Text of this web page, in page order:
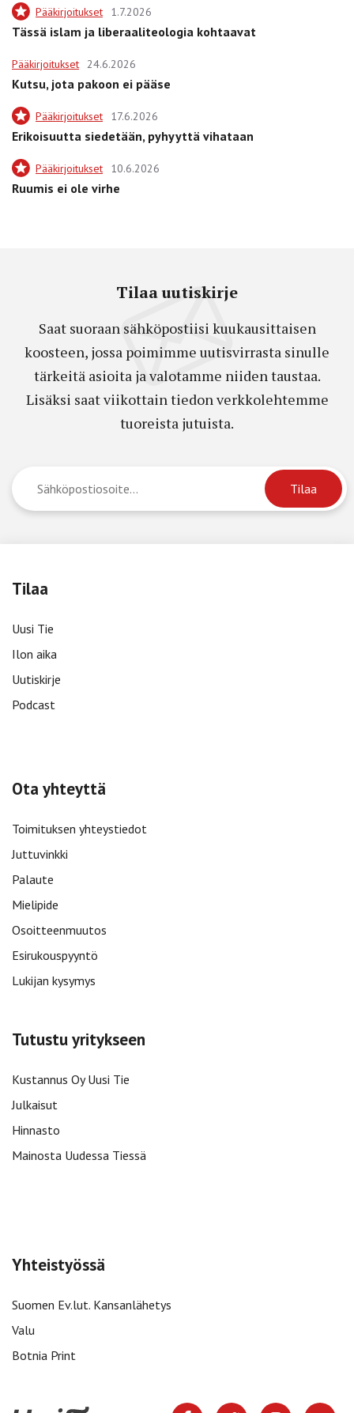
Pääkirjoitukset 1.7.2026
Tässä islam ja liberaaliteologia kohtaavat
Pääkirjoitukset 24.6.2026
Kutsu, jota pakoon ei pääse
Pääkirjoitukset 17.6.2026
Erikoisuutta siedetään, pyhyyttä vihataan
Pääkirjoitukset 10.6.2026
Ruumis ei ole virhe
Tilaa uutiskirje
Saat suoraan sähköpostiisi kuukausittaisen
koosteen, jossa poimimme uutisvirrasta sinulle
tärkeitä asioita ja valotamme niiden taustaa.
Lisäksi saat viikottain tiedon verkkolehtemme
tuoreista jutuista.
Tilaa
Uusi Tie
Ilon aika
Uutiskirje
Podcast
Ota yhteyttä
Toimituksen yhteystiedot
Juttuvinkki
Palaute
Mielipide
Osoitteenmuutos
Esirukouspyyntö
Lukijan kysymys
Tutustu yritykseen
Kustannus Oy Uusi Tie
Julkaisut
Hinnasto
Mainosta Uudessa Tiessä
Yhteistyössä
Suomen Ev.lut. Kansanlähetys
Valu
Botnia Print